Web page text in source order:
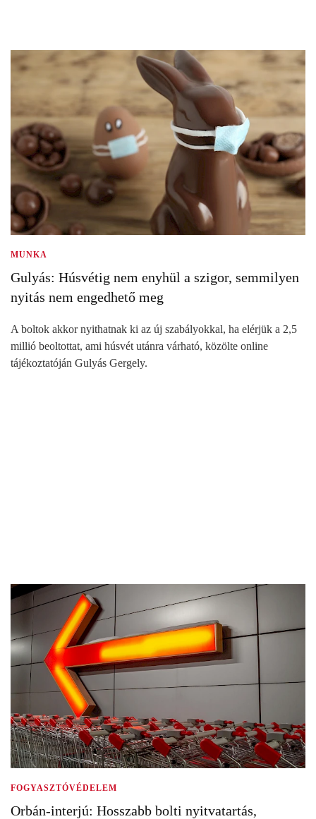
MUNKA
Gulyás: Húsvétig nem enyhül a szigor, semmilyen
nyitás nem engedhető meg
A boltok akkor nyithatnak ki az új szabályokkal, ha elérjük a 2,5
millió beoltottat, ami húsvét utánra várható, közölte online
tájékoztatóján Gulyás Gergely.
FOGYASZTÓVÉDELEM
Orbán-interjú: Hosszabb bolti nyitvatartás,